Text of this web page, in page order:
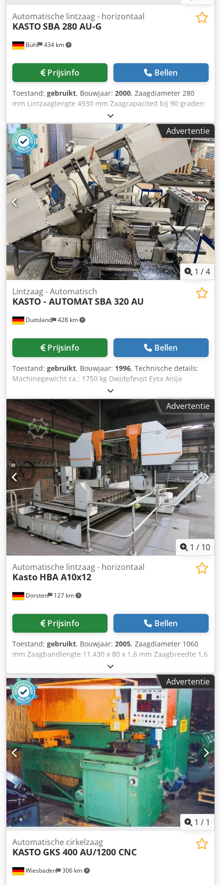
Bühl 434 km
Automatische lintzaag - horizontaal
KASTOSBA 280 AU-G
Prijsinfo Bellen
Toestand: gebruikt, Bouwjaar: 2000, Zaagdiameter 280
mm Lintzaaglengte 4930 mm Zaagcapaciteit bij 90 graden:
vierkant 280 x 280 mm Zaagcapaciteit bij 45 graden: rond
280 mm Zaagcapaciteit bij 45 graden: vierkant 280 x 280
mm Zaagcapaciteit bij 60 graden: rond 220 mm Djdpfx
Anew En Efeiswa Zaagcapaciteit bij 60 graden: vierkant 200
x 200 mm Aanschuiflengte 600 mm Meervoudige
aanschuiflengte 5400 mm Zaagsnelheid 17 - 90 m/min
Reststuklengte min./max. min. 30 mm Minimale
zaagdiameter 10 mm Besturing KASTO, Compact Control
Totaal vermogen 5 kW Machinegewicht ca. 1,75 t
Afmetingen machine L x B x H 2,68 x 2,54 x 1,59 m
Toebehoren: koelsysteem, rollenbaan 3300 mm lang, 300
mm breed; rollenbaan 1350 mm lang, 300 mm breed.
Advertentie
1 /4
Duitsland 428 km
Lintzaag - Automatisch
KASTO - AUTOMATSBA 320 AU
Prijsinfo Bellen
Toestand: gebruikt, Bouwjaar: 1996, Technische details:
Machinegewicht ca.: 1750 kg Dwjdpfevpt Eysx Anija
Zaagmotor: 2,2 kW Totaal benodigd vermogen: 5 kW
Snijsnelheid: 17 - 90 m/min Snijdiameter: 320 mm
Snijoppervlak max.: 320 x 320 mm Lengte zaagband: 4.930
x 34 x 1,1 mm Voerlengte: max. 9x 600 mm Benodigde
ruimte ca.: 2,6 x 2,4 x 1,40 m Automatische lintzaag, rechte
snede, min. zaagdiameter 10 mm, min. zaaglengte 6 mm,
min resterende stuklengte 15 mm (automatisch 80 mm),
max. materiaalgewicht 400kg/m, Koelvloeistoftank 60l,
pompcapaciteit 16l/min, Klemdruk instelbaar 20-60bar, 5
spanentransportbanden 2.400 x 950 mm, Rollenbaan 2.200
x 950mm, 5 stuks Vervangingszaagbladen 4.930 x 34 x 1,1
mm, Handleiding *
Advertentie
1 / 10
Dorsten 127 km
Automatische lintzaag - horizontaal
Kasto HBA A10x12
Prijsinfo Bellen
Toestand: gebruikt, Bouwjaar: 2005, Zaagdiameter 1060
mm Zaagbandlengte 11.430 x 80 x 1,6 mm Zaagbreedte 1,6
mm Zaagbereik 1060x1260 mm Besturing CNC
Zaagsnelheid 12-90 m/min Aandrijvingsvermogen 11 kW
Tafelbelasting 20 t Maximale zaaglengte 6100 mm Totaal
benodigd vermogen 20 kW Machinegewicht ca. 21,1 t
Automatische toevoerlengte 2.100 - 6.100 mm De
technische gegevens zijn afkomstig van de fabrikant of de
operator en zijn daarom voor ons niet bindend.
Tussentijdse verkoop voorbehouden; uitsluitend onze
algemene voorwaarden zijn van toepassing. Over ons meer
dan 400 eigen machines op voorraad meer dan 15.000 m²
opslagruimte, hijscapaciteit 70 t meer dan 10.000
accessoires voor uw werkplaats Wilt u machines,
productielijnen of uw bedrijf verkopen, neem dan contact
met ons op. Meer aanbiedingen vindt u op onze website.
Bezichtigen is mogelijk na afspraak. Wij kijken uit naar uw
bezoek. Uw Markus Hirsch Team Djdpsyqr Utefx Anijwa
Advertentie
1 / 1
Wiesbaden 306 km
Automatische cirkelzaag
KASTO GKS 400 AU/1200 CNC